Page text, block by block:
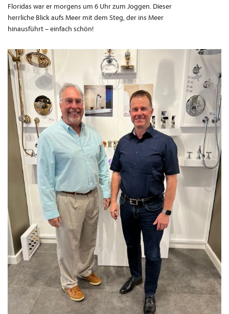
Floridas war er morgens um 6 Uhr zum Joggen. Dieser
herrliche Blick aufs Meer mit dem Steg, der ins Meer
hinausführt – einfach schön!